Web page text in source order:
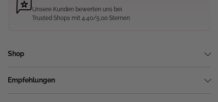
Unsere Kunden bewerten uns bei
Trusted Shops mit 4.40/5.00 Sternen
Shop
Empfehlungen